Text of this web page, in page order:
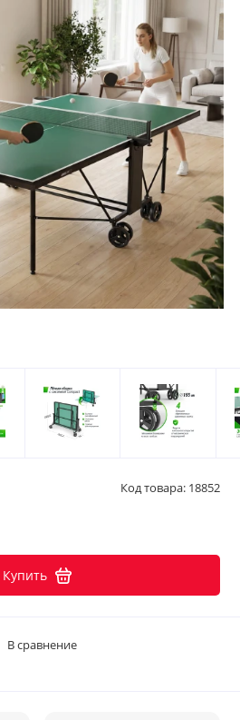
Код товара: 18852
Купить
В сравнение